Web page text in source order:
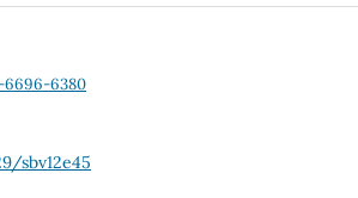
6380
sbv12e45